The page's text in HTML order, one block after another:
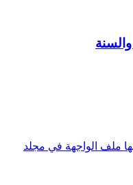
ملف الواجهة في مجلد